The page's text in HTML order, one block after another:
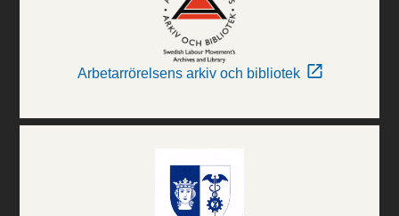
Arbetarrörelsens arkiv och bibliotek